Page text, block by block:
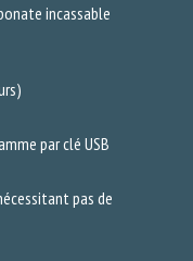
incassable
par clé USB
pas de